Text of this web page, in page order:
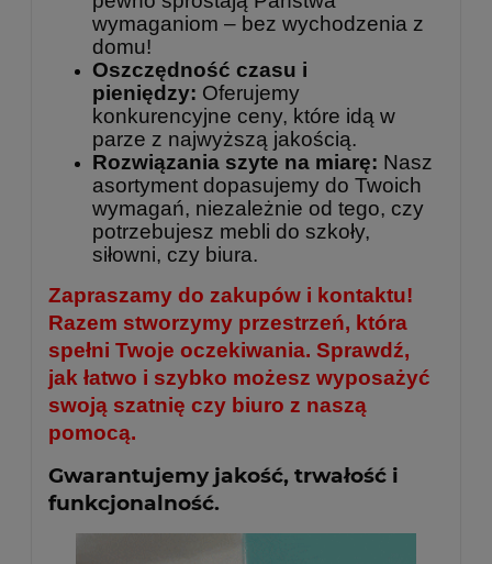
wymaganiom – bez wychodzenia z
domu!
Oszczędność czasu i
pieniędzy: Oferujemy
konkurencyjne ceny, które idą w
parze z najwyższą jakością.
Rozwiązania szyte na miarę: Nasz
asortyment dopasujemy do Twoich
wymagań, niezależnie od tego, czy
potrzebujesz mebli do szkoły,
siłowni, czy biura.
Zapraszamy do zakupów i kontaktu!
Razem stworzymy przestrzeń, która
spełni Twoje oczekiwania. Sprawdź,
jak łatwo i szybko możesz wyposażyć
swoją szatnię czy biuro z naszą
pomocą.
Gwarantujemy jakość, trwałość i
funkcjonalność.